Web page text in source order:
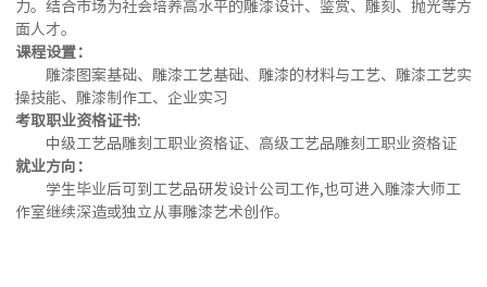
力。结合市场为社会培养高水平的雕漆设计、鉴赏、雕刻、抛光等方
面人才。
课程设置：
雕漆图案基础、雕漆工艺基础、雕漆的材料与工艺、雕漆工艺实
操技能、雕漆制作工、企业实习
考取职业资格证书:
中级工艺品雕刻工职业资格证、高级工艺品雕刻工职业资格证
就业方向：
学生毕业后可到工艺品研发设计公司工作,也可进入雕漆大师工
作室继续深造或独立从事雕漆艺术创作。